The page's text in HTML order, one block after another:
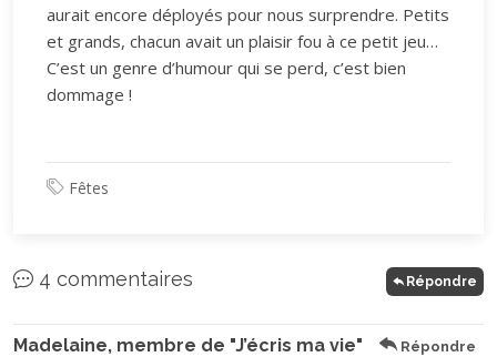
aurait encore déployés pour nous surprendre. Petits
et grands, chacun avait un plaisir fou à ce petit jeu…
C’est un genre d’humour qui se perd, c’est bien
dommage !
Fêtes
4 commentaires Répondre
Madelaine, membre de "J’écris ma vie" Répondre